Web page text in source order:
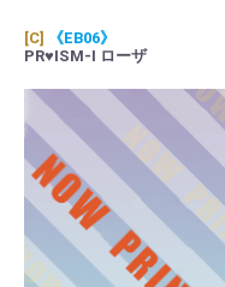
[C]
《EB06》
PR♥ISM-I ローザ